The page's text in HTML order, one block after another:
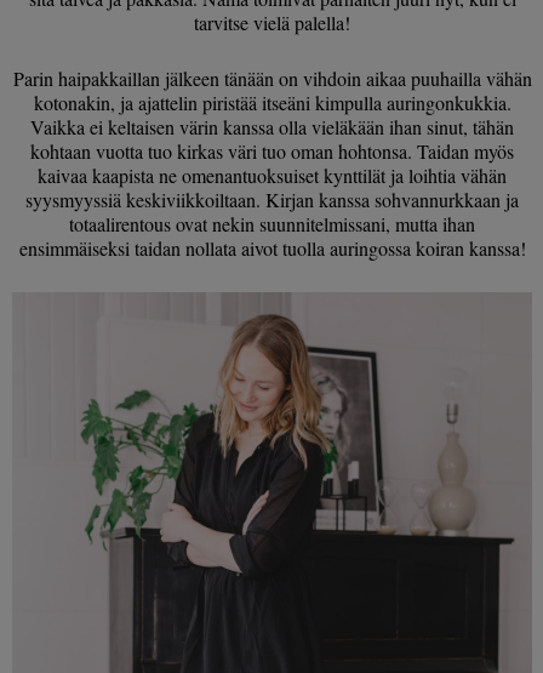
tarvitse vielä palella!
Parin haipakkaillan jälkeen tänään on vihdoin aikaa puuhailla vähän
kotonakin, ja ajattelin piristää itseäni kimpulla auringonkukkia.
Vaikka ei keltaisen värin kanssa olla vieläkään ihan sinut, tähän
kohtaan vuotta tuo kirkas väri tuo oman hohtonsa. Taidan myös
kaivaa kaapista ne omenantuoksuiset kynttilät ja loihtia vähän
syysmyyssiä keskiviikkoiltaan. Kirjan kanssa sohvannurkkaan ja
totaalirentous ovat nekin suunnitelmissani, mutta ihan
ensimmäiseksi taidan nollata aivot tuolla auringossa koiran kanssa!